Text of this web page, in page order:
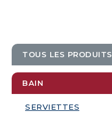
TOUS LES PRODUITS
BAIN
SERVIETTES